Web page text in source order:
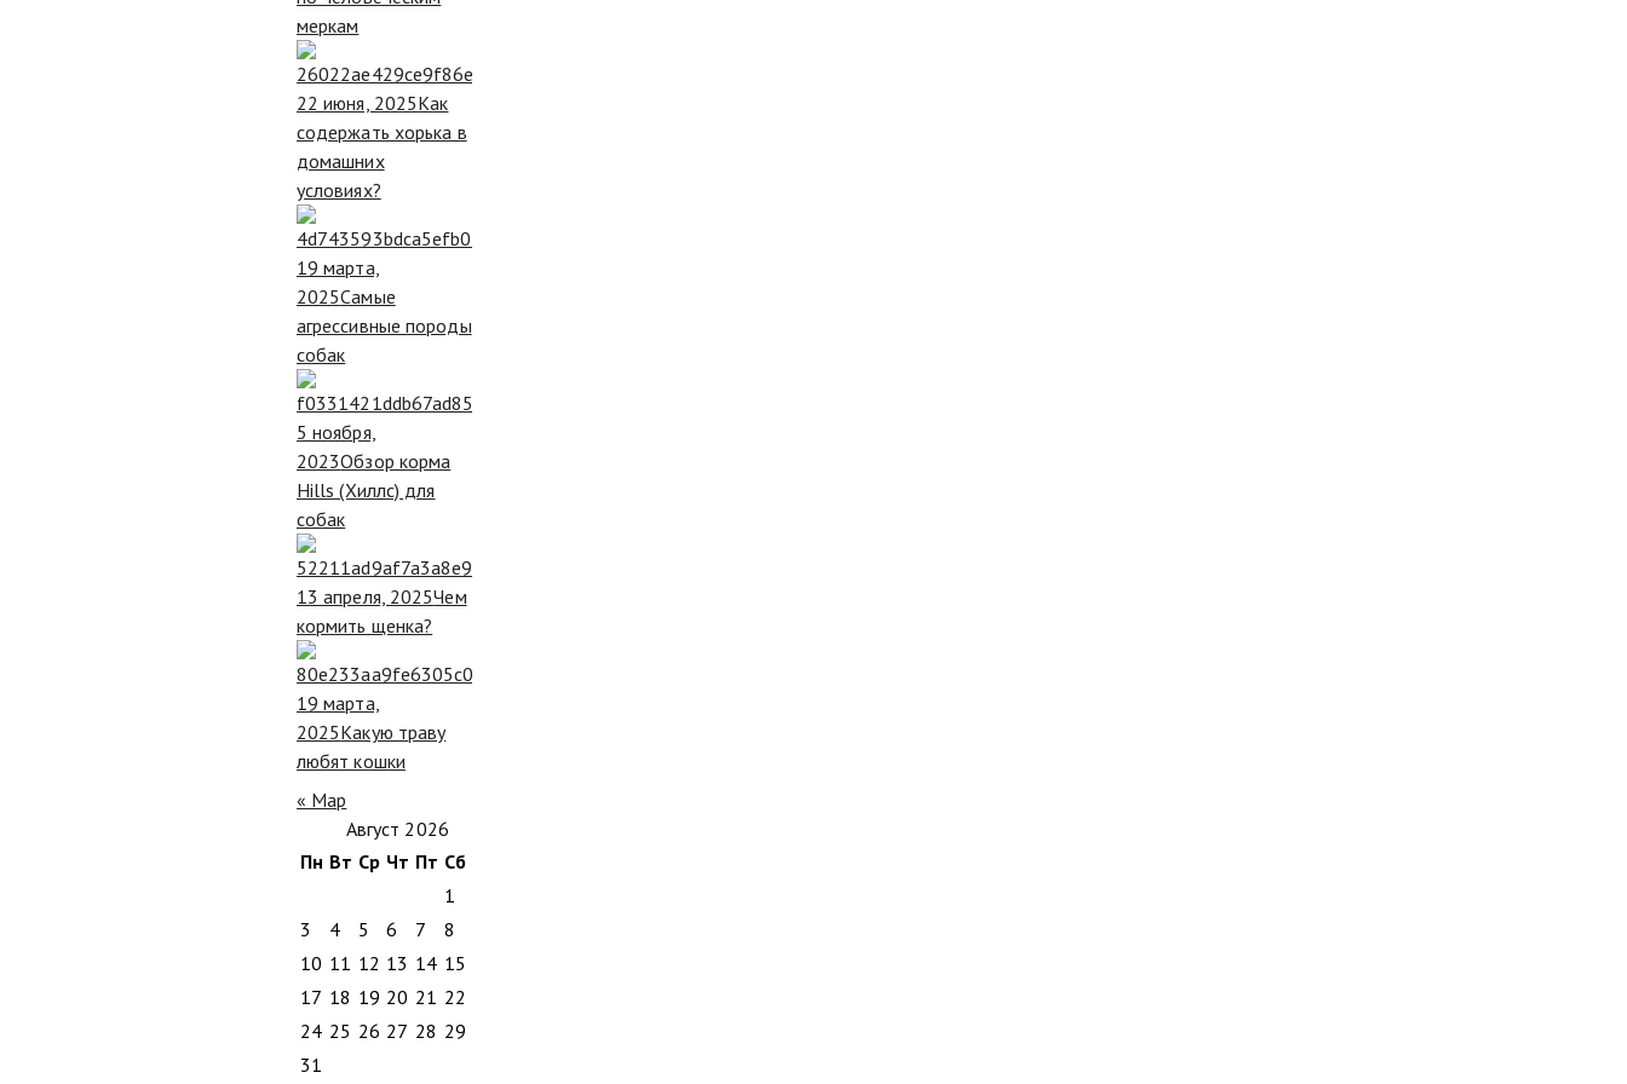
меркам
22 июня, 2025Как
содержать хорька в
домашних
условиях?
19 марта,
2025Самые
агрессивные породы
собак
5 ноября,
2023Обзор корма
Hills (Хиллс) для
собак
13 апреля, 2025Чем
кормить щенка?
19 марта,
2025Какую траву
любят кошки
« Мар
Август 2026
Пн Вт Ср Чт Пт Сб
1
3
4 5 6 7 8
10 11 12 13 14 15
17 18 19 20 21 22
24 25 26 27 28 29
31